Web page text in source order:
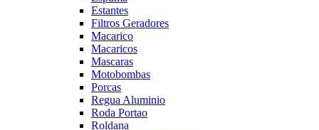
Estantes
Filtros Geradores
Macarico
Macaricos
Mascaras
Motobombas
Porcas
Regua Aluminio
Roda Portao
Roldana